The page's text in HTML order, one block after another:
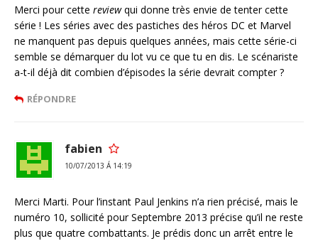
Merci pour cette reviewqui donne très envie de tenter cette
série ! Les séries avec des pastiches des héros DC et Marvel
ne manquent pas depuis quelques années, mais cette série-ci
semble se démarquer du lot vu ce que tu en dis. Le scénariste
a-t-il déjà dit combien d’épisodes la série devrait compter ?
RÉPONDRE
fabien
10/07/2013 Á 14:19
Merci Marti. Pour l’instant Paul Jenkins n’a rien précisé, mais le
numéro 10, sollicité pour Septembre 2013 précise qu’il ne reste
plus que quatre combattants. Je prédis donc un arrêt entre le